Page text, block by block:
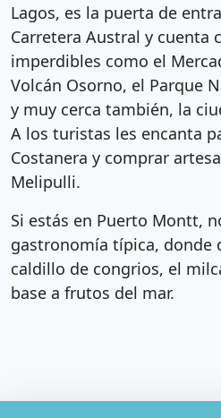
Lagos, es la puerta de
Carretera Austral y cuenta
imperdibles como el
Volcán Osorno, el Parque
y muy cerca también, la
A los turistas les encanta
Costanera y comprar
Melipulli.
Si estás en Puerto Montt,
gastronomía típica, donde
caldillo de congrios, el
base a frutos del mar.